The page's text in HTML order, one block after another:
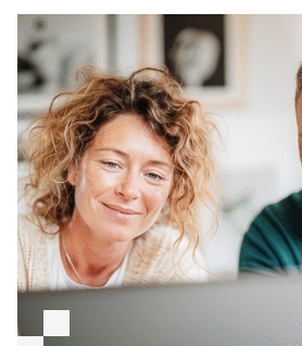
School. Klingt doch gut, oder?!